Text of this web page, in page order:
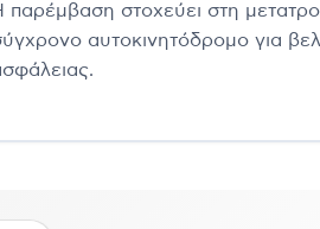
παρέμβαση στοχεύει στη
αυτοκινητόδρομο για